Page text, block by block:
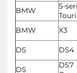
BMW
5-
BMW
X3
DS
DS4
DS
DS7